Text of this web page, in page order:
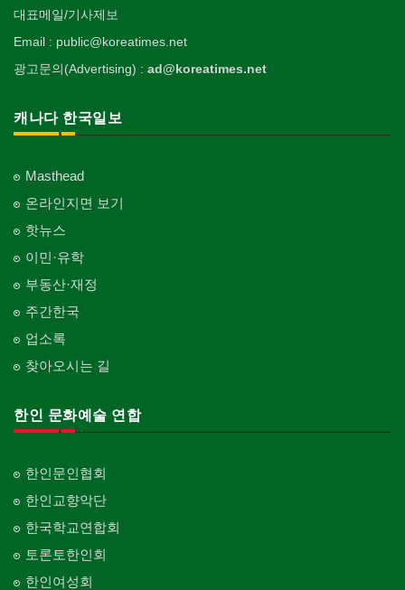
대표메일/기사제보
Email : public@koreatimes.net
광고문의(Advertising) : ad@koreatimes.net
캐나다 한국일보
Masthead
온라인지면 보기
핫뉴스
이민·유학
부동산·재정
주간한국
업소록
찾아오시는 길
한인 문화예술 연합
한인문인협회
한인교향악단
한국학교연합회
토론토한인회
한인여성회